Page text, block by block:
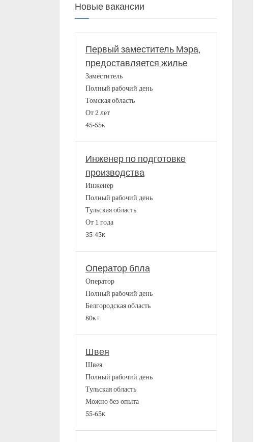
Новые вакансии
Первый заместитель Мэра,
предоставляется жилье
Заместитель
Полный рабочий день
Томская область
От 2 лет
45-55к
Инженер по подготовке
производства
Инженер
Полный рабочий день
Тульская область
От 1 года
35-45к
Оператор бпла
Оператор
Полный рабочий день
Белгородская область
80к+
Швея
Швея
Полный рабочий день
Тульская область
Можно без опыта
55-65к